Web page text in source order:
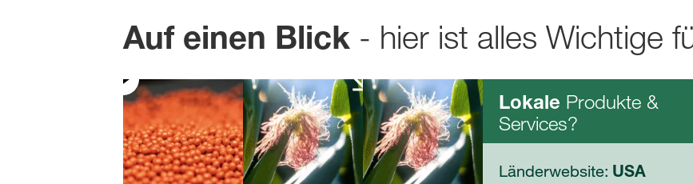
Auf einen Blick - hier ist alles Wichtige
Lokale Produkte &
Services?
Länderwebsite: USA